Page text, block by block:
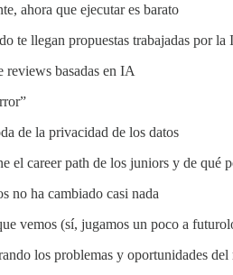
ahora que ejecutar es barato
te llegan propuestas trabajadas por la
reviews basadas en IA
de la privacidad de los datos
el career path de los juniors y de qué
no ha cambiado casi nada
vemos (sí, jugamos un poco a
los problemas y oportunidades